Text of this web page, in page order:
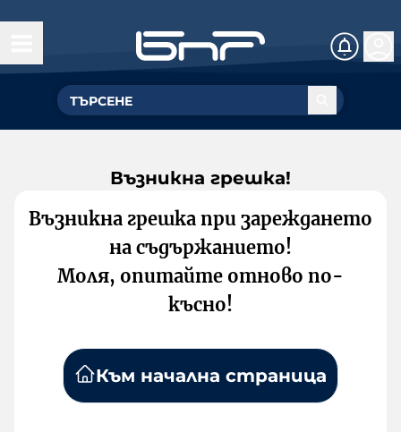
Възникна грешка!
Възникна грешка при зареждането
на съдържанието!
Моля, опитайте отново по-
късно!
Към начална страница